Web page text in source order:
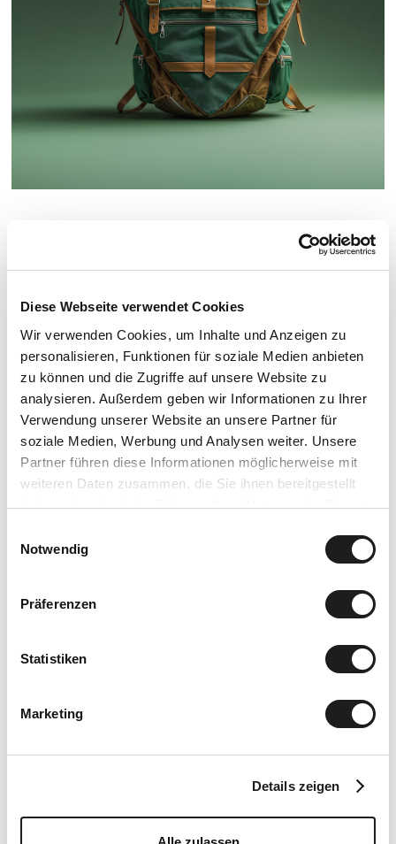
Diese Webseite verwendet Cookies
Wir verwenden Cookies, um Inhalte und Anzeigen zu
personalisieren, Funktionen für soziale Medien anbieten
zu können und die Zugriffe auf unsere Website zu
analysieren. Außerdem geben wir Informationen zu Ihrer
Verwendung unserer Website an unsere Partner für
soziale Medien, Werbung und Analysen weiter. Unsere
Partner führen diese Informationen möglicherweise mit
weiteren Daten zusammen, die Sie ihnen bereitgestellt
haben oder die sie im Rahmen Ihrer Nutzung der Dienste
Notwendig
Präferenzen
Statistiken
Marketing
Details zeigen